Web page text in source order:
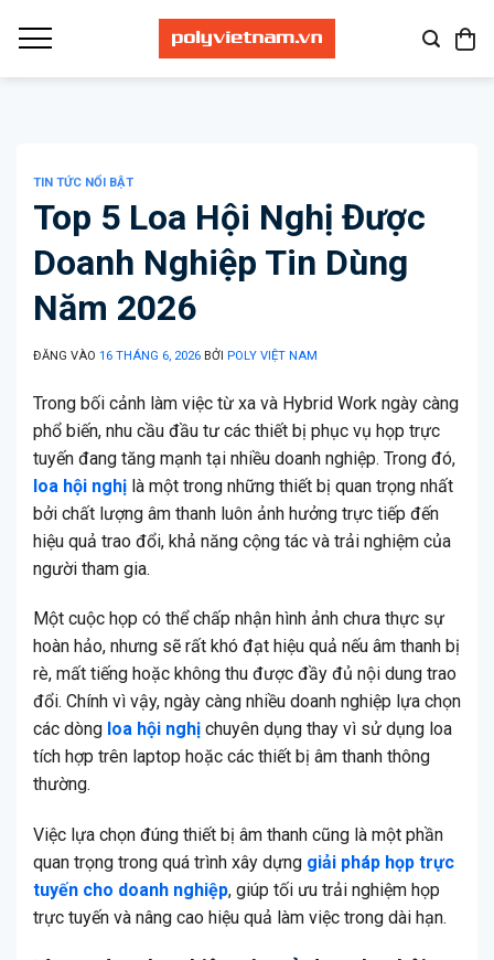
qua
TIN TỨC NỔI BẬT
Top 5 Loa Hội Nghị Được
Doanh Nghiệp Tin Dùng
Năm 2026
ĐĂNG VÀO 16 THÁNG 6, 2026 BỞI POLY VIỆT NAM
Trong bối cảnh làm việc từ xa và Hybrid Work ngày càng
phổ biến, nhu cầu đầu tư các thiết bị phục vụ họp trực
tuyến đang tăng mạnh tại nhiều doanh nghiệp. Trong đó,
loa hội nghị là một trong những thiết bị quan trọng nhất
bởi chất lượng âm thanh luôn ảnh hưởng trực tiếp đến
hiệu quả trao đổi, khả năng cộng tác và trải nghiệm của
người tham gia.
Một cuộc họp có thể chấp nhận hình ảnh chưa thực sự
hoàn hảo, nhưng sẽ rất khó đạt hiệu quả nếu âm thanh bị
rè, mất tiếng hoặc không thu được đầy đủ nội dung trao
đổi. Chính vì vậy, ngày càng nhiều doanh nghiệp lựa chọn
các dòng loa hội nghị chuyên dụng thay vì sử dụng loa
tích hợp trên laptop hoặc các thiết bị âm thanh thông
thường.
Việc lựa chọn đúng thiết bị âm thanh cũng là một phần
quan trọng trong quá trình xây dựng giải pháp họp trực
tuyến cho doanh nghiệp, giúp tối ưu trải nghiệm họp
trực tuyến và nâng cao hiệu quả làm việc trong dài hạn.